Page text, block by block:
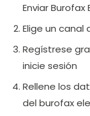
Enviar Burofax
Elige un canal
Regístrese
inicie sesión
Rellene los
del burofax